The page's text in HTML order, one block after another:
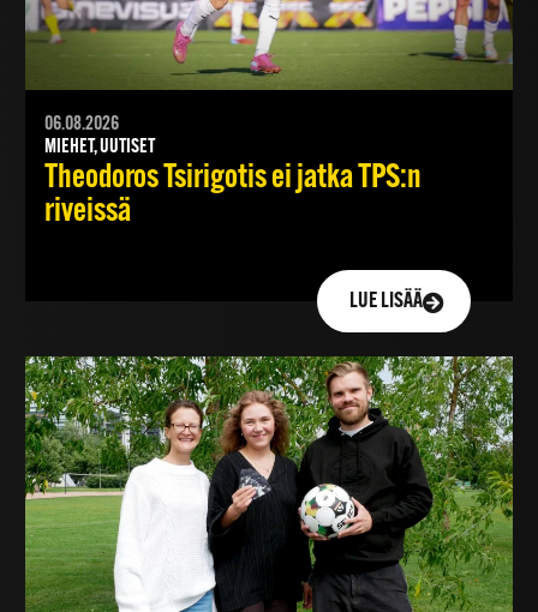
06.08.2026
MIEHET, UUTISET
Theodoros Tsirigotis ei jatka TPS:n
riveissä
LUE LISÄÄ